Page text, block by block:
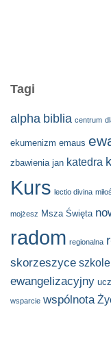
Tagi
alpha biblia centrum
ekumenizm emaus
zbawienia jan katedra
Kurs lectio divina
mojżesz Msza Święta
radom regionalna
skorzeszyce
ewangelizacyjny
wsparcie wspólnota